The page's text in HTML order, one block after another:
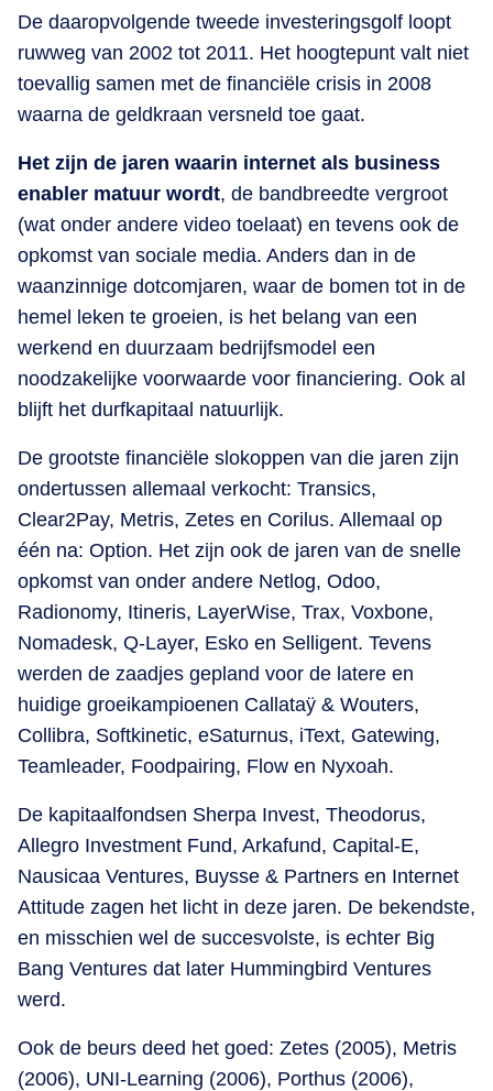
De daaropvolgende tweede investeringsgolf loopt
ruwweg van 2002 tot 2011. Het hoogtepunt valt niet
toevallig samen met de financiële crisis in 2008
waarna de geldkraan versneld toe gaat.
Het zijn de jaren waarin internet als business
enabler matuur wordt, de bandbreedte vergroot
(wat onder andere video toelaat) en tevens ook de
opkomst van sociale media. Anders dan in de
waanzinnige dotcomjaren, waar de bomen tot in de
hemel leken te groeien, is het belang van een
werkend en duurzaam bedrijfsmodel een
noodzakelijke voorwaarde voor financiering. Ook al
blijft het durfkapitaal natuurlijk.
De grootste financiële slokoppen van die jaren zijn
ondertussen allemaal verkocht: Transics,
Clear2Pay, Metris, Zetes en Corilus. Allemaal op
één na: Option. Het zijn ook de jaren van de snelle
opkomst van onder andere Netlog, Odoo,
Radionomy, Itineris, LayerWise, Trax, Voxbone,
Nomadesk, Q-Layer, Esko en Selligent. Tevens
werden de zaadjes gepland voor de latere en
huidige groeikampioenen Callataÿ & Wouters,
Collibra, Softkinetic, eSaturnus, iText, Gatewing,
Teamleader, Foodpairing, Flow en Nyxoah.
De kapitaalfondsen Sherpa Invest, Theodorus,
Allegro Investment Fund, Arkafund, Capital-E,
Nausicaa Ventures, Buysse & Partners en Internet
Attitude zagen het licht in deze jaren. De bekendste,
en misschien wel de succesvolste, is echter Big
Bang Ventures dat later Hummingbird Ventures
werd.
Ook de beurs deed het goed: Zetes (2005), Metris
(2006), UNI-Learning (2006), Porthus (2006),